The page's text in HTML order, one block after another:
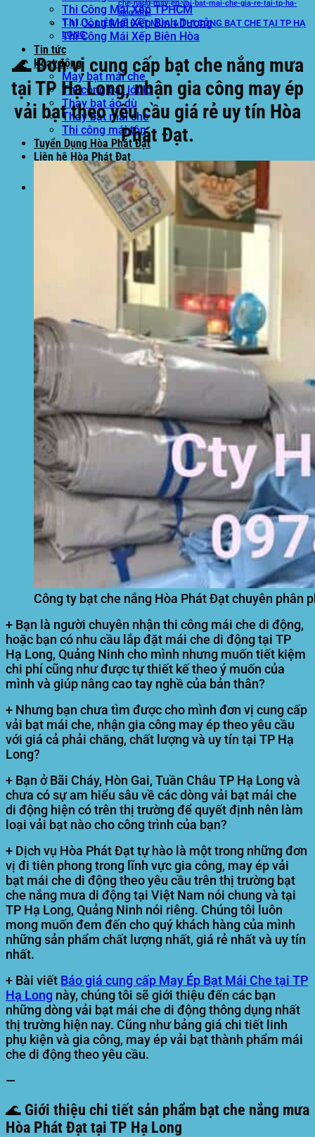
Thi Công Mái Xếp TPHCM
Thi Công Mái Xếp Bình Dương
Thi Công Mái Xếp Biên Hòa
Tin tức
Hoạt động
May bạt mái che
Thi công bạt lót lồ
Thay bạt áo dù
Thay bạt mái che
Thi công mái tôn
Tuyển Dụng Hòa Phát Đạt
Liên hệ Hòa Phát Đạt
Tìm
che-nang-may-ep-vai-bat-mai-che-gia-re-tai-tp-ha-
long.html
📞 LIÊN HỆ ĐẶT MUA & THI CÔNG BẠT CHE TẠI TP HẠ
LONG
🌊Đơn vị cung cấp bạt che nắng mưa
tại TP Hạ Long, nhận gia công may ép
vải bạt theo yêu cầu giá rẻ uy tín Hòa
Phát Đạt.
Công ty bạt che nắng Hòa Phát Đạt chuyên phân
+ Bạn là người chuyên nhận thi công mái che di động,
hoặc bạn có nhu cầu lắp đặt mái che di động tại TP
Hạ Long, Quảng Ninh cho mình nhưng muốn tiết kiệm
chi phí cũng như được tự thiết kế theo ý muốn của
mình và giúp nâng cao tay nghề của bản thân?
+ Nhưng bạn chưa tìm được cho mình đơn vị cung cấp
vải bạt mái che, nhận gia công may ép theo yêu cầu
với giá cả phải chăng, chất lượng và uy tín tại TP Hạ
Long?
+ Bạn ở Bãi Cháy, Hòn Gai, Tuần Châu TP Hạ Long và
chưa có sự am hiểu sâu về các dòng vải bạt mái che
di động hiện có trên thị trường để quyết định nên làm
loại vải bạt nào cho công trình của bạn?
+ Dịch vụ Hòa Phát Đạt tự hào là một trong những đơn
vị đi tiên phong trong lĩnh vực gia công, may ép vải
bạt mái che di động theo yêu cầu trên thị trường bạt
che nắng mưa di động tại Việt Nam nói chung và tại
TP Hạ Long, Quảng Ninh nói riêng. Chúng tôi luôn
mong muốn đem đến cho quý khách hàng của mình
những sản phẩm chất lượng nhất, giá rẻ nhất và uy tín
nhất.
+ Bài viết Báo giá cung cấp May Ép Bạt Mái Che tại TP
Hạ Long này, chúng tôi sẽ giới thiệu đến các bạn
những dòng vải bạt mái che di động thông dụng nhất
thị trường hiện nay. Cũng như bảng giá chi tiết linh
phụ kiện và gia công, may ép vải bạt thành phẩm mái
che di động theo yêu cầu.
—
🌊 Giới thiệu chi tiết sản phẩm bạt che nắng mưa
Hòa Phát Đạt tại TP Hạ Long